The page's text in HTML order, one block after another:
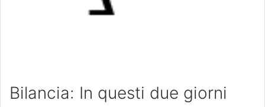
Bilancia: In questi due giorni